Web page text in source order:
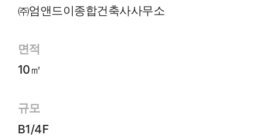
㈜엄앤드이종합건축사사무소
면적
10㎡
규모
B1/4F